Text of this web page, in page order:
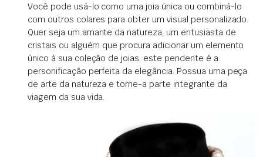
Você pode usá-lo como uma joia única ou combiná-lo
com outros colares para obter um visual personalizado.
Quer seja um amante da natureza, um entusiasta de
cristais ou alguém que procura adicionar um elemento
único à sua coleção de joias, este pendente é a
personificação perfeita da elegância. Possua uma peça
de arte da natureza e torne-a parte integrante da
viagem da sua vida.